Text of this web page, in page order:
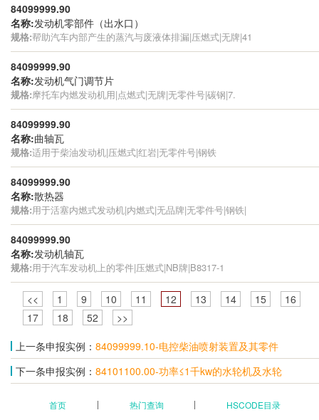
84099999.90
名称:发动机零部件（出水口）
规格:帮助汽车内部产生的蒸汽与废液体排漏|压燃式|无牌|41
84099999.90
名称:发动机气门调节片
规格:摩托车内燃发动机用|点燃式|无牌|无零件号|碳钢|7.
84099999.90
名称:曲轴瓦
规格:适用于柴油发动机|压燃式|红岩|无零件号|钢铁
84099999.90
名称:散热器
规格:用于活塞内燃式发动机|内燃式|无品牌|无零件号|钢铁|
84099999.90
名称:发动机轴瓦
规格:用于汽车发动机上的零件|压燃式|NB牌|B8317-1
<< 1 9 10 11 12 13 14 15
16
17
18 52
>>
上一条申报实例： 84099999.10-电控柴油喷射装置及其零件
下一条申报实例： 84101100.00-功率≤1千kw的水轮机及水轮
首页 热门查询 HSCODE目录